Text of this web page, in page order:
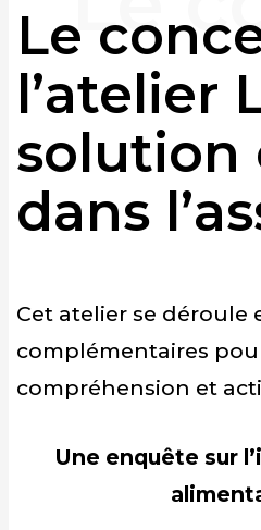
Le
l’atelier
solution
dans
Cet atelier se déroule
complémentaires
compréhension et
Une enquête sur